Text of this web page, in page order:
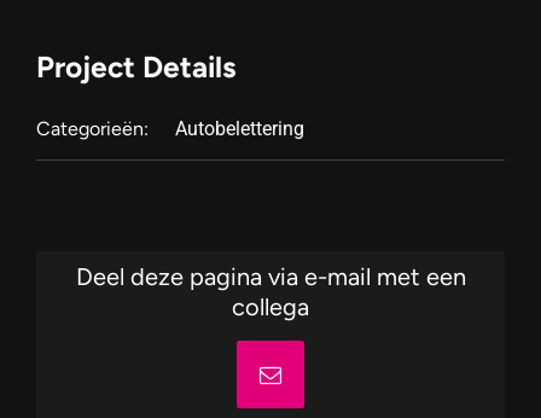
Project Details
Categorieën: Autobelettering
Deel deze pagina via e-mail met een
collega
E-
mail